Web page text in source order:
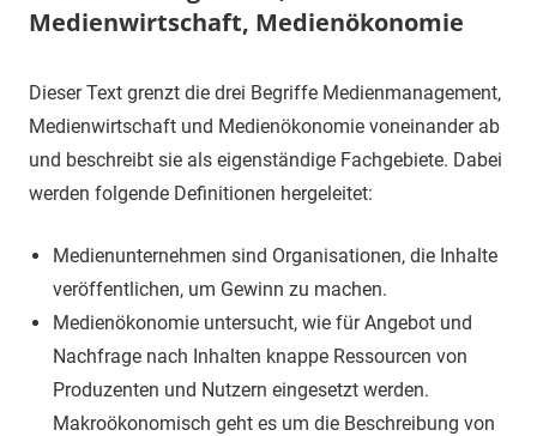
Medienwirtschaft, Medienökonomie
10.
März
2020
terminal-
y
Sapere
aude
Dieser Text grenzt die drei Begriffe Medienmanagement,
Medienwirtschaft und Medienökonomie voneinander ab
und beschreibt sie als eigenständige Fachgebiete. Dabei
werden folgende Definitionen hergeleitet:
Medienunternehmen sind Organisationen, die Inhalte
veröffentlichen, um Gewinn zu machen.
Medienökonomie untersucht, wie für Angebot und
Nachfrage nach Inhalten knappe Ressourcen von
Produzenten und Nutzern eingesetzt werden.
Makroökonomisch geht es um die Beschreibung von